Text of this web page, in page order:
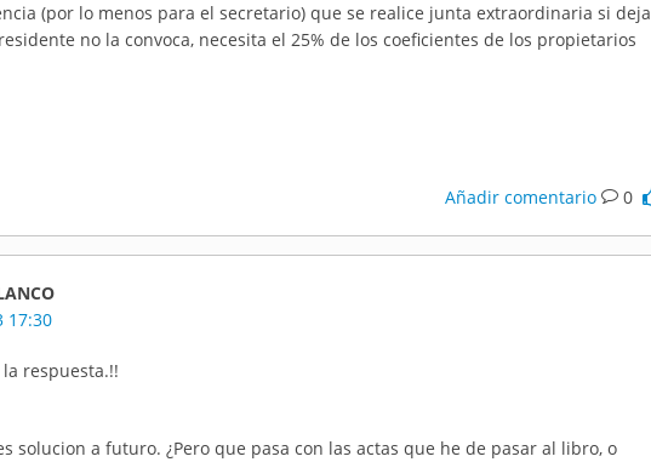
(por lo menos para el secretario) que se realice junta extraordinaria si deja
no la convoca, necesita el 25% de los coeficientes de los propietarios
Añadir comentario 0
17:30
respuesta.!!
solucion a futuro. ¿Pero que pasa con las actas que he de pasar al libro, o